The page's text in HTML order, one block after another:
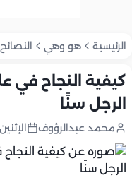
الرئيسية هو وهي
كيفية النجاح في
الرجل سنًا
محمد عبدالرؤوف الإثنين , 8 يناير 2024